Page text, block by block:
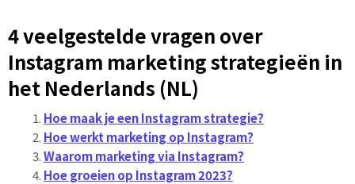
4 veelgestelde vragen over
Instagram marketing strategieën in
het Nederlands (NL)
Hoe maak je een Instagram strategie?
Hoe werkt marketing op Instagram?
Waarom marketing via Instagram?
Hoe groeien op Instagram 2023?